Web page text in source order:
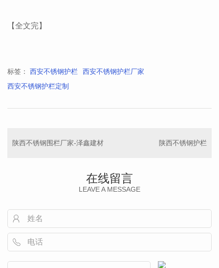
【全文完】
标签： 西安不锈钢护栏
西安不锈钢护栏厂家
西安不锈钢护栏定制
陕西不锈钢围栏厂家-泽鑫建材 陕西不锈钢护栏
在线留言
LEAVE A MESSAGE